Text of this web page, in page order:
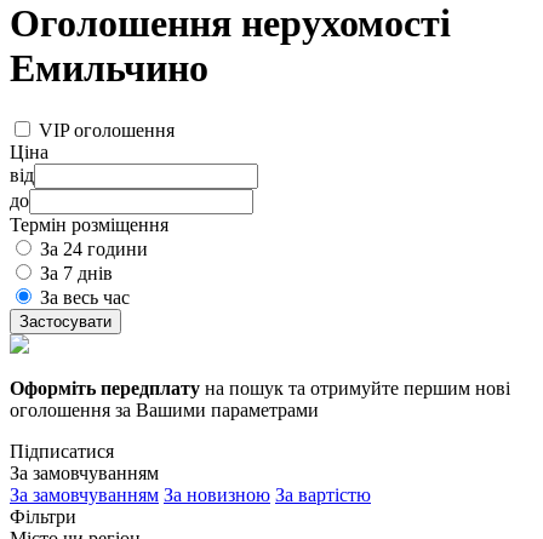
Оголошення нерухомості
Емильчино
VIP оголошення
Ціна
від
до
Термін розміщення
За 24 години
За 7 днів
За весь час
Застосувати
Оформіть передплату на пошук та отримуйте першим нові
оголошення за Вашими параметрами
Підписатися
За замовчуванням
За замовчуванням За новизною За вартістю
Фільтри